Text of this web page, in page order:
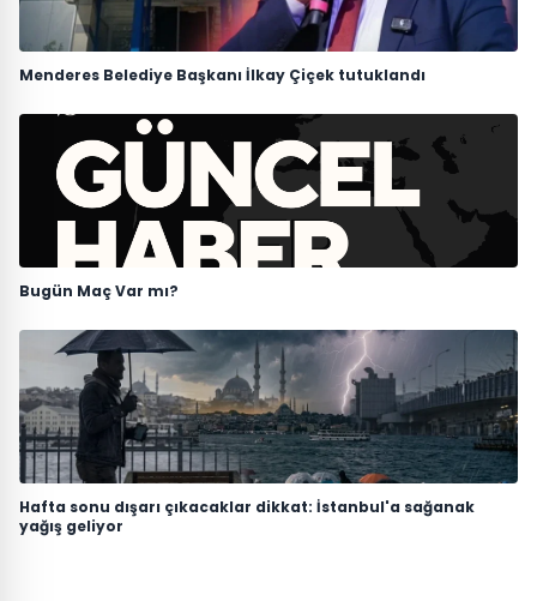
Menderes Belediye Başkanı İlkay Çiçek tutuklandı
Bugün Maç Var mı?
Hafta sonu dışarı çıkacaklar dikkat: İstanbul'a sağanak
yağış geliyor